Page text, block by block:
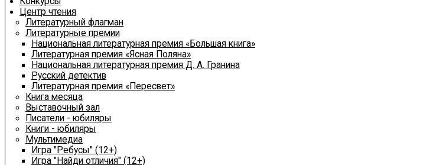
Центр чтения
Литературный флагман
Литературные премии
Национальная литературная премия «Большая книга»
Литературная премия «Ясная Поляна»
Национальная литературная премия Д. А. Гранина
Русский детектив
Литературная премия «Пересвет»
Книга месяца
Выставочный зал
Писатели - юбиляры
Книги - юбиляры
Мультимедиа
Игра "Ребусы" (12+)
Игра "Найди отличия" (12+)